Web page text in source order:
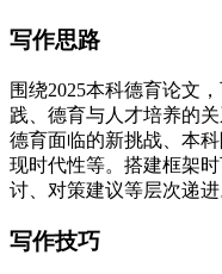
写作思路
围绕2025本科德育论文
践、德育与人才培养的
德育面临的新挑战、本
现时代性等。搭建框架
讨、对策建议等层次递进
写作技巧